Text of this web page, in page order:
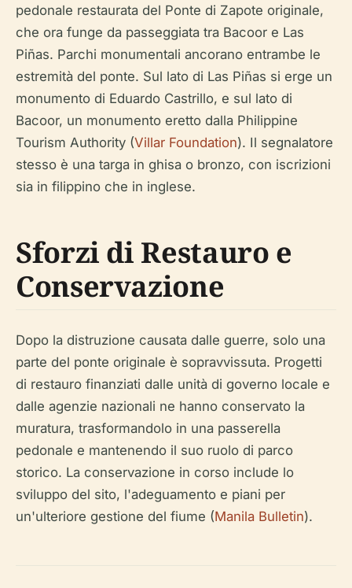
pedonale restaurata del Ponte di Zapote originale,
che ora funge da passeggiata tra Bacoor e Las
Piñas. Parchi monumentali ancorano entrambe le
estremità del ponte. Sul lato di Las Piñas si erge un
monumento di Eduardo Castrillo, e sul lato di
Bacoor, un monumento eretto dalla Philippine
Tourism Authority (Villar Foundation). Il segnalatore
stesso è una targa in ghisa o bronzo, con iscrizioni
sia in filippino che in inglese.
Sforzi di Restauro e
Conservazione
Dopo la distruzione causata dalle guerre, solo una
parte del ponte originale è sopravvissuta. Progetti
di restauro finanziati dalle unità di governo locale e
dalle agenzie nazionali ne hanno conservato la
muratura, trasformandolo in una passerella
pedonale e mantenendo il suo ruolo di parco
storico. La conservazione in corso include lo
sviluppo del sito, l'adeguamento e piani per
un'ulteriore gestione del fiume (Manila Bulletin).